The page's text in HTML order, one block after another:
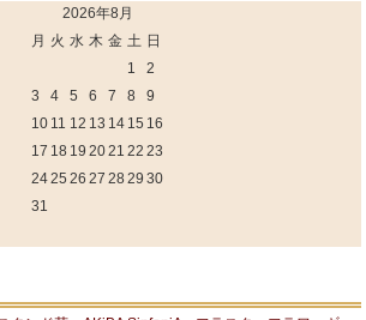
2026年8月
月 火 水 木 金 土 日
1
2
3
4 5 6 7 8
9
10 11 12 13 14 15 16
17 18 19 2021 22 23
2425 26 27 28 29 30
31